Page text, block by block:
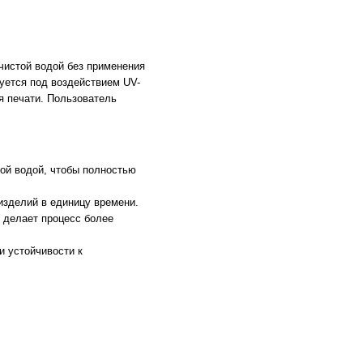
водой без применения
под воздействием UV-
печати. Пользователь
водой, чтобы полностью
в единицу времени.
процесс более
устойчивости к